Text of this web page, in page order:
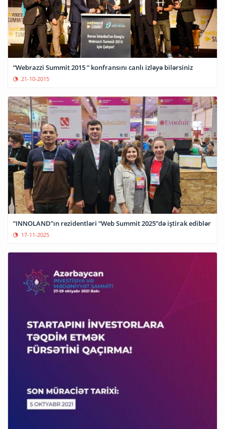
“Webrazzi Summit 2015 ” konfransını canlı izləyə bilərsiniz
21-10-2015
“INNOLAND”ın rezidentləri “Web Summit 2025”də iştirak ediblər
17-11-2025